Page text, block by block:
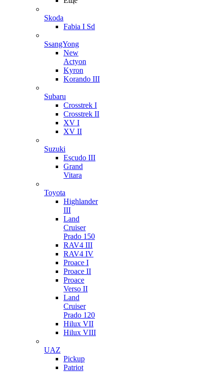
Skoda
Fabia I Sd
SsangYong
New
Actyon
Kyron
Korando III
Subaru
Crosstrek I
Crosstrek II
XV I
XV II
Suzuki
Escudo III
Grand
Vitara
Toyota
Highlander
III
Land
Cruiser
Prado 150
RAV4 III
RAV4 IV
Proace I
Proace II
Proace
Verso II
Land
Cruiser
Prado 120
Hilux VII
Hilux VIII
UAZ
Pickup
Patriot